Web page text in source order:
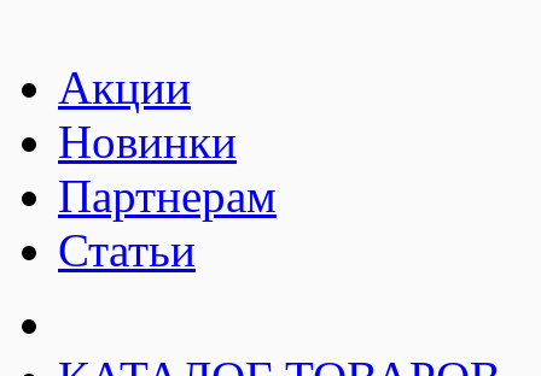
Акции
Новинки
Партнерам
Статьи